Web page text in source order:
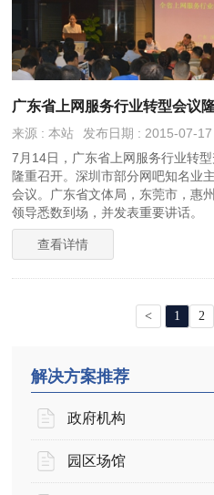
广东省上网服务行业转型会议
来源 : 本站 发布日期 : 2015-07-17
7月14日，广东省上网服务行业转
隆重召开。深圳市部分网吧知名业
会议。广东省文体局，东莞市，惠
领导悉数到场，并发表重要讲话。
查看详情
< 1 2
解决方案推荐
政府机构
园区场馆